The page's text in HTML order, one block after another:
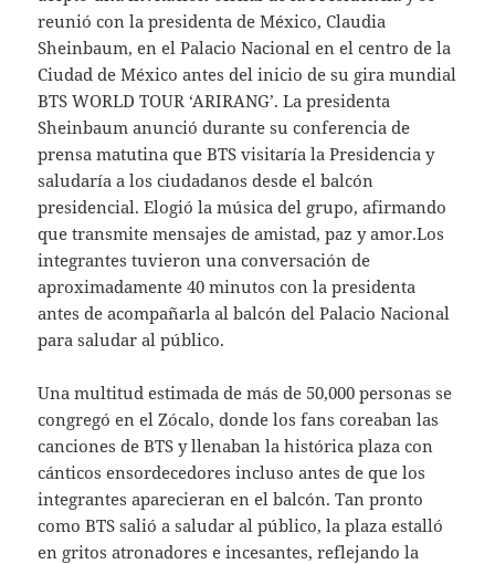
reunió con la presidenta de México, Claudia
Sheinbaum, en el Palacio Nacional en el centro de la
Ciudad de México antes del inicio de su gira mundial
BTS WORLD TOUR ‘ARIRANG’. La presidenta
Sheinbaum anunció durante su conferencia de
prensa matutina que BTS visitaría la Presidencia y
saludaría a los ciudadanos desde el balcón
presidencial. Elogió la música del grupo, afirmando
que transmite mensajes de amistad, paz y amor.Los
integrantes tuvieron una conversación de
aproximadamente 40 minutos con la presidenta
antes de acompañarla al balcón del Palacio Nacional
para saludar al público.
Una multitud estimada de más de 50,000 personas se
congregó en el Zócalo, donde los fans coreaban las
canciones de BTS y llenaban la histórica plaza con
cánticos ensordecedores incluso antes de que los
integrantes aparecieran en el balcón. Tan pronto
como BTS salió a saludar al público, la plaza estalló
en gritos atronadores e incesantes, reflejando la